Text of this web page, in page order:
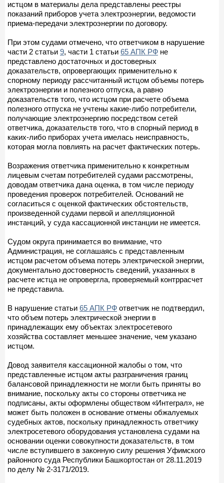
истцом в материалы дела представлены реестры
показаний приборов учета электроэнергии, ведомости
приема-передачи электроэнергии по договору.
При этом судами отмечено, что ответчиком в нарушение
части 2 статьи 9, части 1 статьи 65 АПК РФ не
представлено достаточных и достоверных
доказательств, опровергающих применительно к
спорному периоду рассчитанный истцом объемы потерь
электроэнергии и полезного отпуска, а равно
доказательств того, что истцом при расчете объема
полезного отпуска не учтены какие-либо потребители,
получающие электроэнергию посредством сетей
ответчика, доказательств того, что в спорный период в
каких-либо приборах учета имелась неисправность,
которая могла повлиять на расчет фактических потерь.
Возражения ответчика применительно к конкретным
лицевым счетам потребителей судами рассмотрены,
доводам ответчика дана оценка, в том числе периоду
проведения проверок потребителей. Оснований не
согласиться с оценкой фактических обстоятельств,
произведенной судами первой и апелляционной
инстанций, у суда кассационной инстанции не имеется.
Судом округа принимается во внимание, что
Администрация, не соглашаясь с представленным
истцом расчетом объема потерь электрической энергии,
документально достоверность сведений, указанных в
расчете истца не опровергла, проверяемый контррасчет
не представила.
В нарушение статьи 65 АПК РФ ответчик не подтвердил,
что объем потерь электрической энергии в
принадлежащих ему объектах электросетевого
хозяйства составляет меньшее значение, чем указано
истцом.
Довод заявителя кассационной жалобы о том, что
представленные истцом акты разграничения границ
балансовой принадлежности не могли быть приняты во
внимание, поскольку акты со стороны ответчика не
подписаны, акты оформлены обществом «Интеграл», не
может быть положен в основание отмены обжалуемых
судебных актов, поскольку принадлежность ответчику
электросетевого оборудования установлена судами на
основании оценки совокупности доказательств, в том
числе вступившего в законную силу решения Уфимского
районного суда Республики Башкортостан от 28.11.2019
по делу № 2-3171/2019.